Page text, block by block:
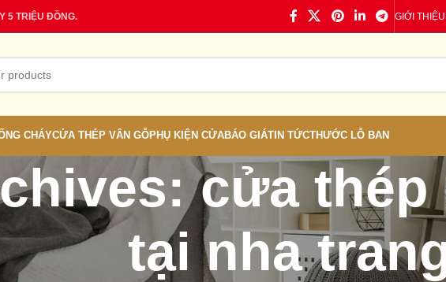
5 TRIỆU ĐỒNG. GIỚI THIỆU
CHÁYCỬA THÉP VÂN GỖPHỤ KIỆN CỬABÁO GIÁTIN TỨCTHƯỚC LỖ BAN
cửa
tại nha